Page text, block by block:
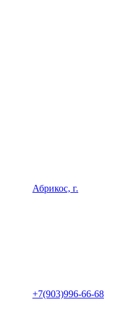
Абрикос, г.
+7(903)996-66-68